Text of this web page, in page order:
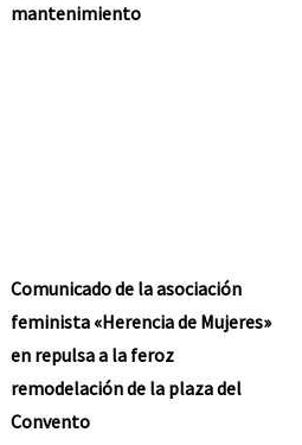
mantenimiento
Comunicado de la asociación
feminista «Herencia de Mujeres»
en repulsa a la feroz
remodelación de la plaza del
Convento